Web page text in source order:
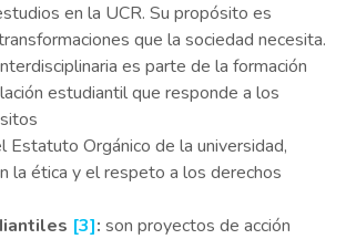
en la UCR. Su propósito es
que la sociedad necesita.
es parte de la formación
estudiantil que responde a los
Estatuto Orgánico de la universidad,
la ética y el respeto a los derechos
[3]: son proyectos de acción